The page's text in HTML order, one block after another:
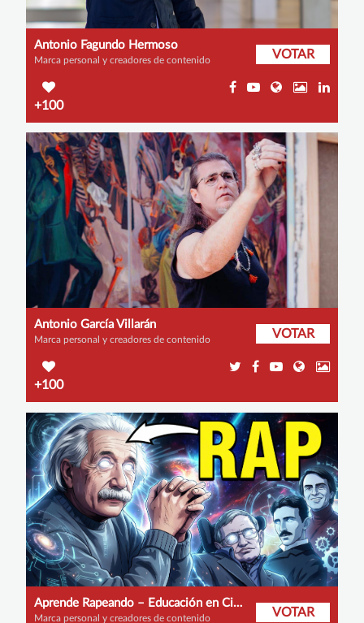
Antonio Fagundo Hermoso
Marca personal y creadores de contenido VOTAR
+100
Antonio García Villarán
Marca personal y creadores de contenido VOTAR
+100
Aprende Rapeando – Educación en Ciencia e Historia a través del Rap y la Tecnología
Marca personal y creadores de contenido VOTAR